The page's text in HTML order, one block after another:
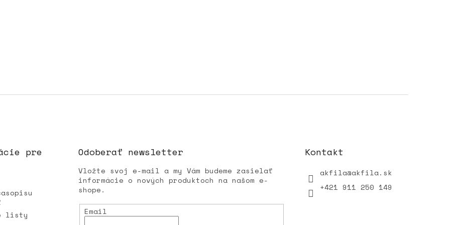
pre
listy
Odoberať newsletter
Vložte svoj e-mail a my Vám budeme zasielať
informácie o nových produktoch na našom e-
shope.
Email
Kontakt
akfila@akfila.sk
+421 911 250 149